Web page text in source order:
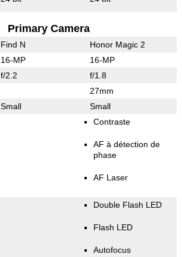
Primary Camera
Find N Honor Magic 2
16-MP 16-MP
f/2.2 f/1.8
27mm
Small Small
Contraste
AF à détection de
phase
AF Laser
Double Flash LED
Flash LED
Autofocus